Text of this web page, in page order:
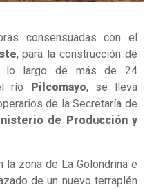
consensuadas con el
, para la construcción de
lo largo de más de 24
río Pilcomayo, se lleva
de la Secretaría de
de Producción y
la zona de La Golondrina e
de un nuevo terraplén